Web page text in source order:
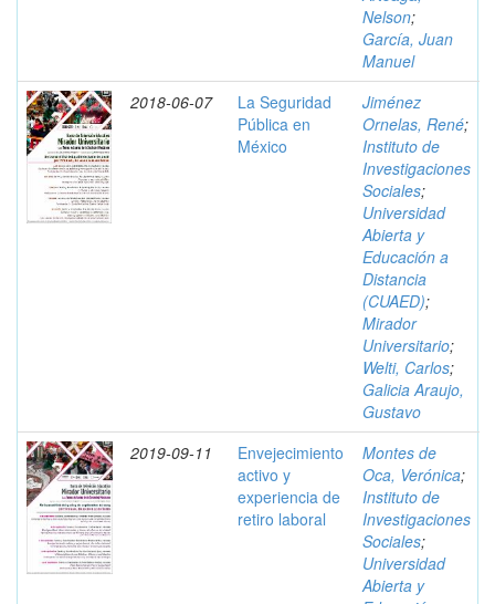
Nelson;
García, Juan
Manuel
2018-06-07
La Seguridad
Pública en
México
Jiménez
Ornelas, René;
Instituto de
Investigaciones
Sociales;
Universidad
Abierta y
Educación a
Distancia
(CUAED);
Mirador
Universitario;
Welti, Carlos;
Galicia Araujo,
Gustavo
2019-09-11
Envejecimiento
activo y
experiencia de
retiro laboral
Montes de
Oca, Verónica;
Instituto de
Investigaciones
Sociales;
Universidad
Abierta y